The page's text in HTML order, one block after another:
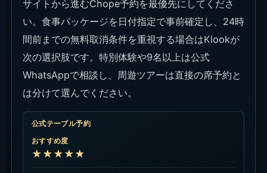
サイトから進むChope予約を最優先にしてくださ
い。食事パッケージを日付指定で事前確定し、24時
間前までの無料取消条件を重視する場合はKlookが
次の選択肢です。特別体験や9名以上は公式
WhatsAppで相談し、周遊ツアーは直接の席予約と
は分けて選んでください。
公式テーブル予約
おすすめ度
★★★★★